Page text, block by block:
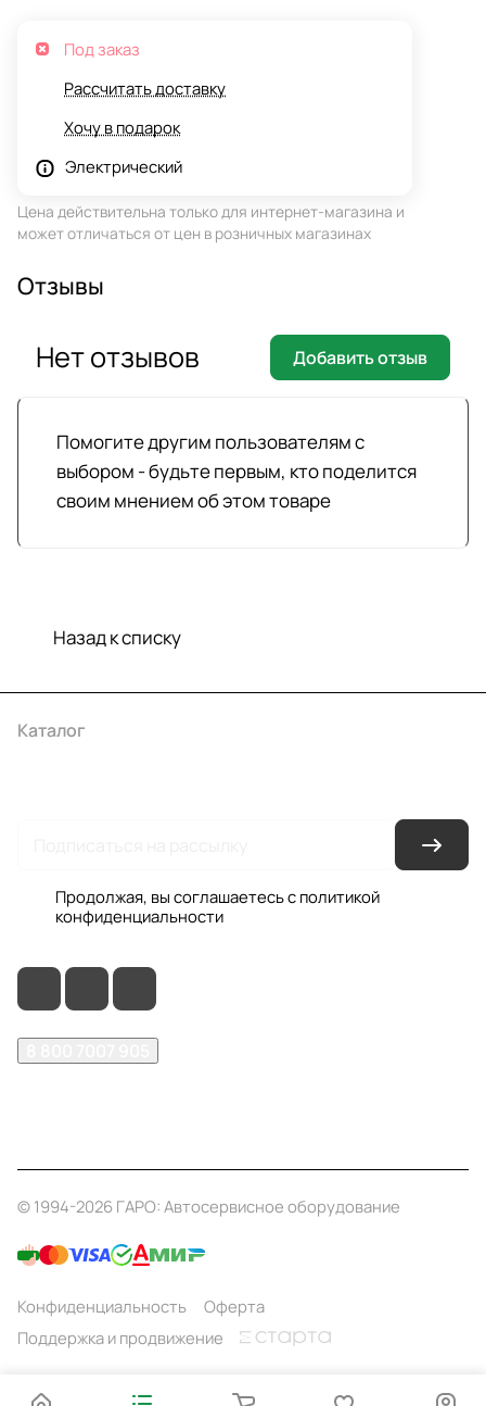
Под заказ
Рассчитать доставку
Хочу в подарок
Электрический
Цена действительна только для интернет-магазина и
может отличаться от цен в розничных магазинах
Отзывы
Помогите другим пользователям с
выбором - будьте первым, кто поделится
своим мнением об этом товаре
Нет отзывов Добавить отзыв
Назад к списку
Каталог
Продолжая, вы соглашаетесь с политикой
конфиденциальности
© 1994-2026 ГАРО: Автосервисное оборудование
Конфиденциальность
Оферта
Поддержка и продвижение